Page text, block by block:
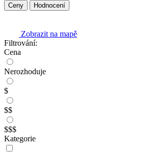
Ceny Hodnocení
Zobrazit na mapě
Filtrování:
Cena
Nerozhoduje
$
$$
$$$
Kategorie